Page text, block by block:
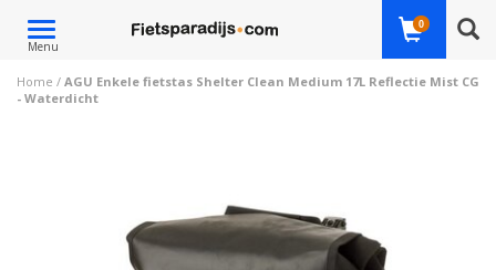
Toggle
navigation
Menu
0
Home / AGU Enkele fietstas Shelter Clean Medium 17L Reflectie Mist CG
- Waterdicht